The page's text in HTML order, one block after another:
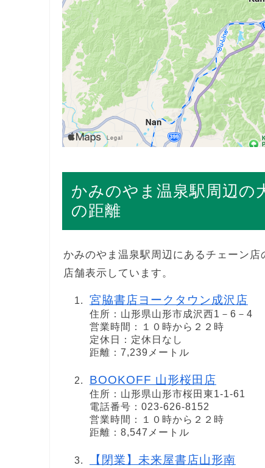
かみのやま温泉駅周辺の
の距離
かみのやま温泉駅周辺にあるチェーン
店舗表示しています。
宮脇書店ヨークタウン成沢店
住所：山形県山形市成沢西1－6－4
営業時間：１０時から２２時
定休日：定休日なし
距離：7,239メートル
BOOKOFF 山形桜田店
住所：山形県山形市桜田東1-1-61
電話番号：023-626-8152
営業時間：１０時から２２時
距離：8,547メートル
【閉業】未来屋書店山形南